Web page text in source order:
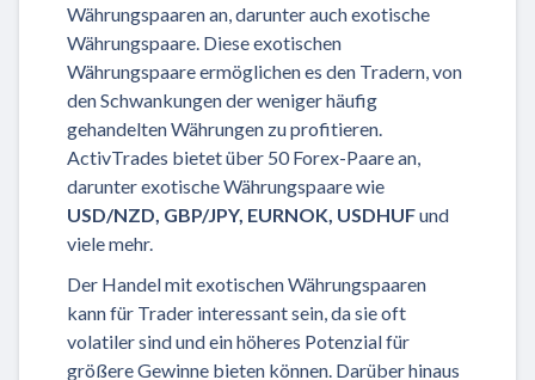
Währungspaaren an, darunter auch exotische
Währungspaare. Diese exotischen
Währungspaare ermöglichen es den Tradern, von
den Schwankungen der weniger häufig
gehandelten Währungen zu profitieren.
ActivTrades bietet über 50 Forex-Paare an,
darunter exotische Währungspaare wie
USD/NZD, GBP/JPY, EURNOK, USDHUFund
viele mehr.
Der Handel mit exotischen Währungspaaren
kann für Trader interessant sein, da sie oft
volatiler sind und ein höheres Potenzial für
größere Gewinne bieten können. Darüber hinaus